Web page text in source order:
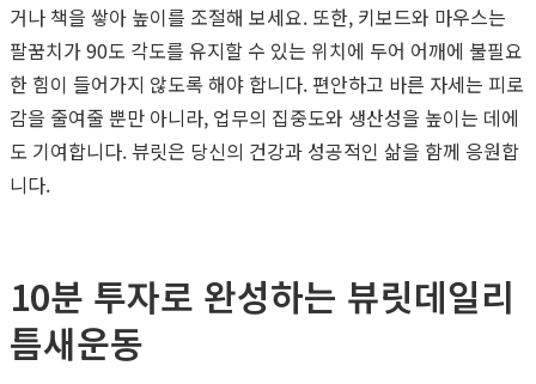
거나 책을 쌓아 높이를 조절해 보세요. 또한, 키보드와 마우스는
팔꿈치가 90도 각도를 유지할 수 있는 위치에 두어 어깨에 불필요
한 힘이 들어가지 않도록 해야 합니다. 편안하고 바른 자세는 피로
감을 줄여줄 뿐만 아니라, 업무의 집중도와 생산성을 높이는 데에
도 기여합니다. 뷰릿은 당신의 건강과 성공적인 삶을 함께 응원합
니다.
10분 투자로 완성하는 뷰릿데일리
틈새운동